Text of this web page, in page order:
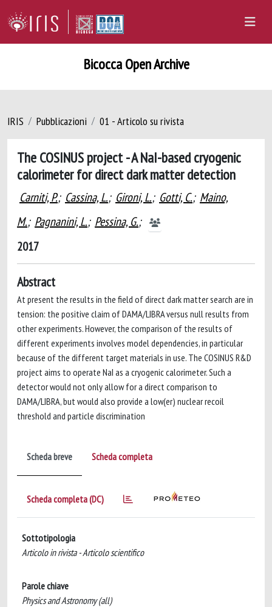
Bicocca Open Archive
IRIS Pubblicazioni 01 - Articolo su rivista
The COSINUS project - A NaI-based cryogenic
calorimeter for direct dark matter detection
Carniti, P.; Cassina, L.; Gironi, L.; Gotti, C.; Maino,
M.; Pagnanini, L.; Pessina, G.;
2017
Abstract
At present the results in the field of direct dark matter search are in
tension: the positive claim of DAMA/LIBRA versus null results from
other experiments. However, the comparison of the results of
different experiments involves model dependencies, in particular
because of the different target materials in use. The COSINUS R&D
project aims to operate NaI as a cryogenic calorimeter. Such a
detector would not only allow for a direct comparison to
DAMA/LIBRA, but would also provide a low(er) nuclear recoil
threshold and particle discrimination
Scheda breve Scheda completa
Scheda completa (DC)
Sottotipologia
Articolo in rivista - Articolo scientifico
Parole chiave
Physics and Astronomy (all)